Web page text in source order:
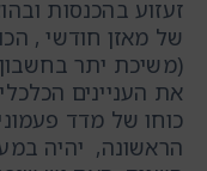
זעזוע בהכנסות
של מאזן חודשי ,
(משיכת יתר
את העניינים
כוחו של מדד
הראשונה, יהיה